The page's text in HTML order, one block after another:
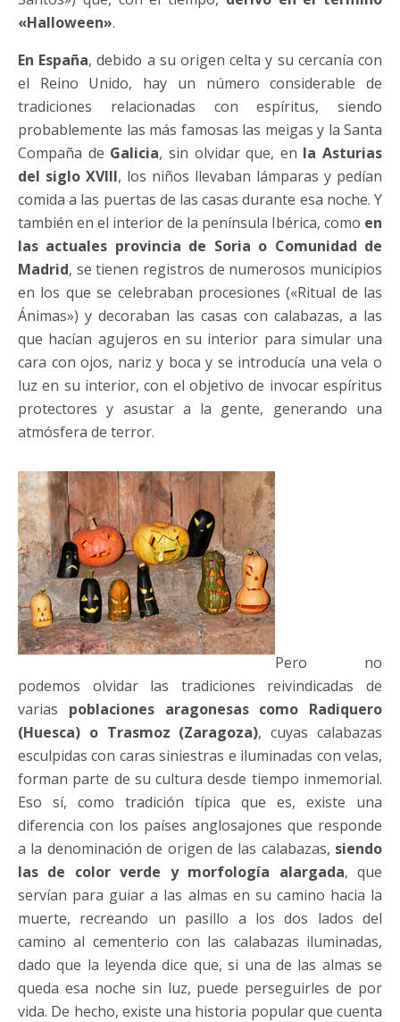
«Halloween».
En España, debido a su origen celta y su cercanía con
el Reino Unido, hay un número considerable de
tradiciones relacionadas con espíritus, siendo
probablemente las más famosas las meigas y la Santa
Compaña de Galicia, sin olvidar que, en la Asturias
del siglo XVIII, los niños llevaban lámparas y pedían
comida a las puertas de las casas durante esa noche. Y
también en el interior de la península Ibérica, como en
las actuales provincia de Soria o Comunidad de
Madrid, se tienen registros de numerosos municipios
en los que se celebraban procesiones («Ritual de las
Ánimas») y decoraban las casas con calabazas, a las
que hacían agujeros en su interior para simular una
cara con ojos, nariz y boca y se introducía una vela o
luz en su interior, con el objetivo de invocar espíritus
protectores y asustar a la gente, generando una
atmósfera de terror.
Pero no
podemos olvidar las tradiciones reivindicadas de
varias poblaciones aragonesas como Radiquero
(Huesca) o Trasmoz (Zaragoza), cuyas calabazas
esculpidas con caras siniestras e iluminadas con velas,
forman parte de su cultura desde tiempo inmemorial.
Eso sí, como tradición típica que es, existe una
diferencia con los países anglosajones que responde
a la denominación de origen de las calabazas, siendo
las de color verde y morfología alargada, que
servían para guiar a las almas en su camino hacia la
muerte, recreando un pasillo a los dos lados del
camino al cementerio con las calabazas iluminadas,
dado que la leyenda dice que, si una de las almas se
queda esa noche sin luz, puede perseguirles de por
vida. De hecho, existe una historia popular que cuenta